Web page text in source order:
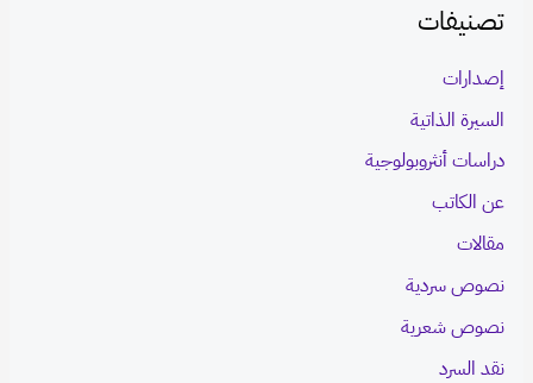
تصنيفات
إصدارات
السيرة الذاتية
دراسات أنثروبولوجية
عن الكاتب
مقالات
نصوص سردية
نصوص شعرية
نقد السرد